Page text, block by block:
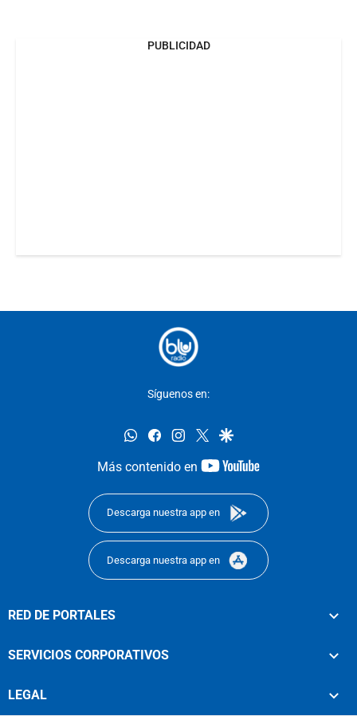
PUBLICIDAD
Síguenos en:
whatsappfacebookinstagram
twittergoogle
Más contenido en
youtube-
Descarga nuestra app en
Descarga nuestra app en
RED DE PORTALES
SERVICIOS CORPORATIVOS
LEGAL